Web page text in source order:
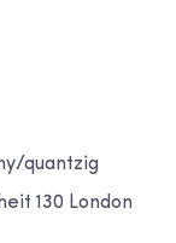
quantzig
130 London